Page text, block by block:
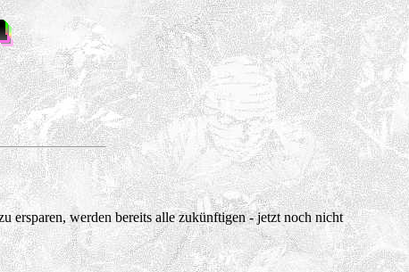
ersparen, werden bereits alle zukünftigen - jetzt noch nicht